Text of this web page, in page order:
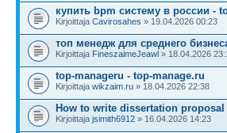
купить bpm систему в россии -
Kirjoittaja Cavirosahes » 19.04.2026 00:23
топ менедж для среднего
Kirjoittaja FineszaimeJeawl » 18.04.2026
top-manageru - top-manage.ru
Kirjoittaja wikzaim.ru » 18.04.2026 22:38
How to write dissertation proposal
Kirjoittaja jsimith6912 » 16.04.2026 14:23